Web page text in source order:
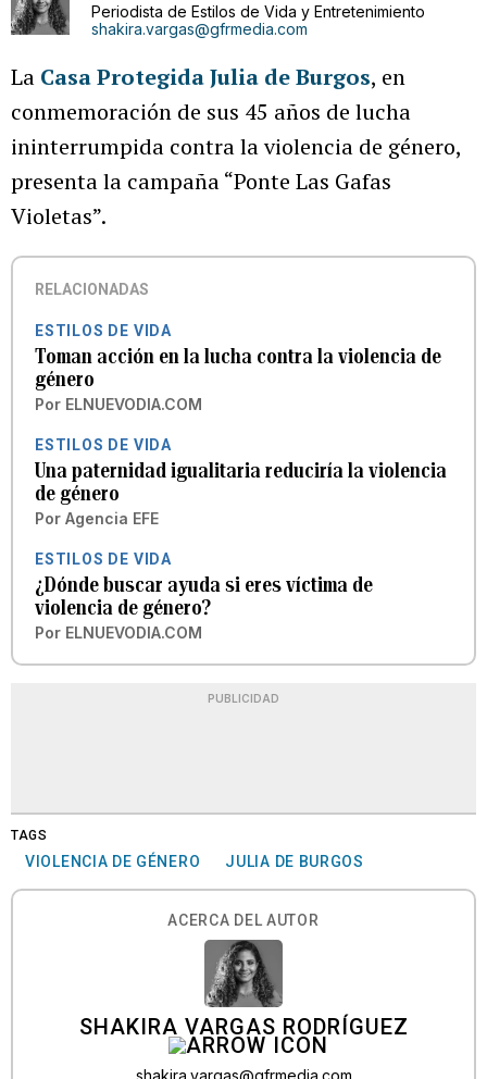
Periodista de Estilos de Vida y Entretenimiento
shakira.vargas@gfrmedia.com
La Casa Protegida Julia de Burgos, en
conmemoración de sus 45 años de lucha
ininterrumpida contra la violencia de género,
presenta la campaña “Ponte Las Gafas
Violetas”.
RELACIONADAS
ESTILOS DE VIDA
Toman acción en la lucha contra la violencia de
género
Por ELNUEVODIA.COM
ESTILOS DE VIDA
Una paternidad igualitaria reduciría la violencia
de género
Por Agencia EFE
ESTILOS DE VIDA
¿Dónde buscar ayuda si eres víctima de
violencia de género?
Por ELNUEVODIA.COM
PUBLICIDAD
TAGS
VIOLENCIA DE GÉNERO JULIA DE BURGOS
ACERCA DEL AUTOR
SHAKIRA VARGAS RODRÍGUEZ
shakira.vargas@gfrmedia.com